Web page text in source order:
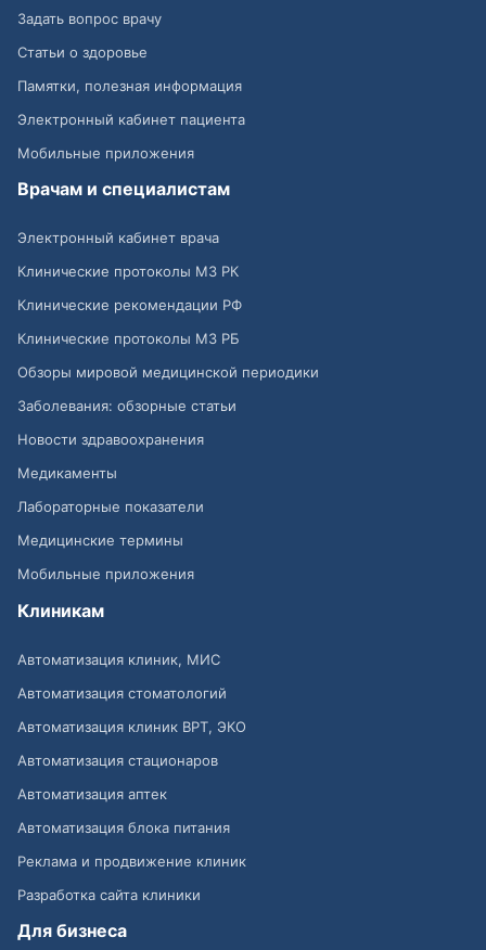
Задать вопрос врачу
Статьи о здоровье
Памятки, полезная информация
Электронный кабинет пациента
Мобильные приложения
Врачам и специалистам
Электронный кабинет врача
Клинические протоколы МЗ РК
Клинические рекомендации РФ
Клинические протоколы МЗ РБ
Обзоры мировой медицинской периодики
Заболевания: обзорные статьи
Новости здравоохранения
Медикаменты
Лабораторные показатели
Медицинские термины
Мобильные приложения
Клиникам
Автоматизация клиник, МИС
Автоматизация стоматологий
Автоматизация клиник ВРТ, ЭКО
Автоматизация стационаров
Автоматизация аптек
Автоматизация блока питания
Реклама и продвижение клиник
Разработка сайта клиники
Для бизнеса